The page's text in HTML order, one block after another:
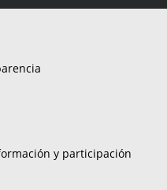
y participación